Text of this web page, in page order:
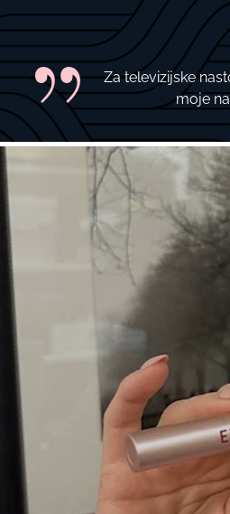
Za televizijske
moje